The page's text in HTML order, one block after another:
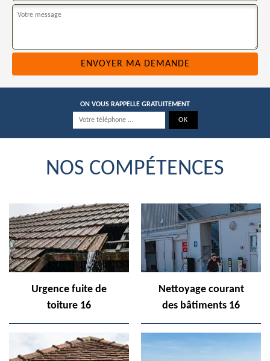
ON VOUS RAPPELLE GRATUITEMENT
NOS COMPÉTENCES
Urgence fuite de
toiture 16
Nettoyage courant
des bâtiments 16